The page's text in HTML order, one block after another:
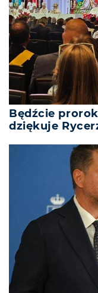
Będźcie
dziękuje